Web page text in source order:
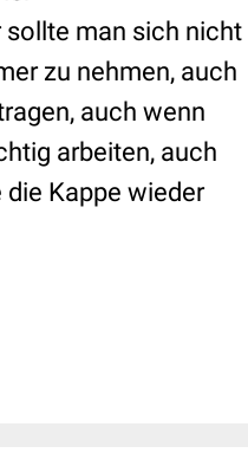
sollte man sich nicht
zu nehmen, auch
auch wenn
arbeiten, auch
Kappe wieder